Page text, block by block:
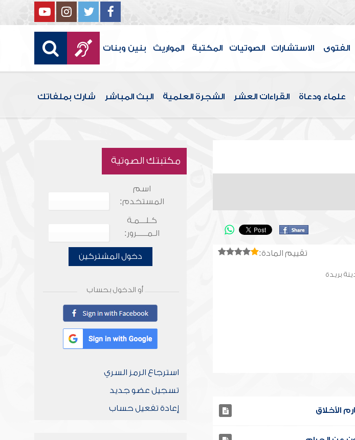
الفتوى الاستشارات الصوتيات المكتبة المواريث بنين وبنات
علماء ودعاة القراءات العشر الشجرة العلمية البث المباشر شارك بملفاتك
تقييم المادة:
مكتبتك الصوتية
اسم
المستخدم:
كـلـــمـة
الـمـــــرور:
دخول المشتركين
أو الدخول بحساب
استرجاع الرمز السري
تسجيل عضو جديد
إعادة تفعيل حساب